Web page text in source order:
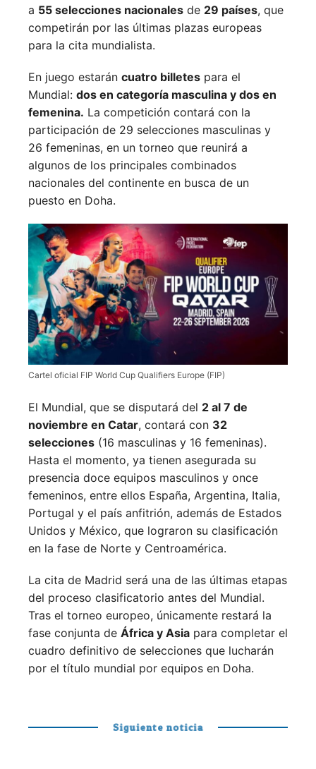
a 55 selecciones nacionales de 29 países, que
competirán por las últimas plazas europeas
para la cita mundialista.
En juego estarán cuatro billetes para el
Mundial: dos en categoría masculina y dos en
femenina. La competición contará con la
participación de 29 selecciones masculinas y
26 femeninas, en un torneo que reunirá a
algunos de los principales combinados
nacionales del continente en busca de un
puesto en Doha.
Cartel oficial FIP World Cup Qualifiers Europe (FIP)
El Mundial, que se disputará del 2 al 7 de
noviembre en Catar, contará con 32
selecciones (16 masculinas y 16 femeninas).
Hasta el momento, ya tienen asegurada su
presencia doce equipos masculinos y once
femeninos, entre ellos España, Argentina, Italia,
Portugal y el país anfitrión, además de Estados
Unidos y México, que lograron su clasificación
en la fase de Norte y Centroamérica.
La cita de Madrid será una de las últimas etapas
del proceso clasificatorio antes del Mundial.
Tras el torneo europeo, únicamente restará la
fase conjunta de África y Asia para completar el
cuadro definitivo de selecciones que lucharán
por el título mundial por equipos en Doha.
Siguiente noticia